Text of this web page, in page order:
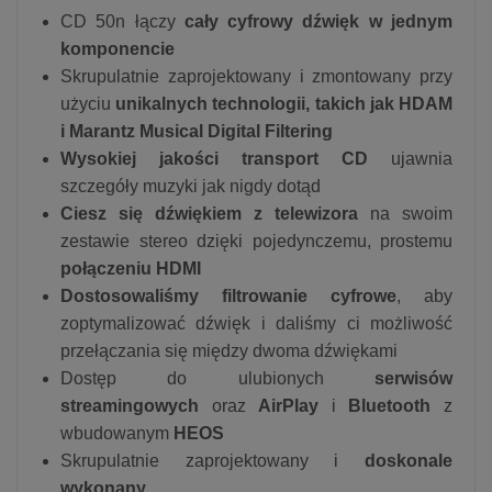
CD 50n łączy cały cyfrowy dźwięk w jednym
komponencie
Skrupulatnie zaprojektowany i zmontowany przy
użyciu unikalnych technologii, takich jak HDAM
i Marantz Musical Digital Filtering
Wysokiej jakości transport CD ujawnia
szczegóły muzyki jak nigdy dotąd
Ciesz się dźwiękiem z telewizora na swoim
zestawie stereo dzięki pojedynczemu, prostemu
połączeniu HDMI
Dostosowaliśmy filtrowanie cyfrowe, aby
zoptymalizować dźwięk i daliśmy ci możliwość
przełączania się między dwoma dźwiękami
Dostęp do ulubionych serwisów
streamingowych oraz AirPlay i Bluetooth z
wbudowanym HEOS
Skrupulatnie zaprojektowany i doskonale
wykonany